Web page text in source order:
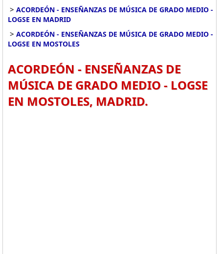
> ACORDEÓN - ENSEÑANZAS DE MÚSICA DE GRADO MEDIO -
LOGSE EN MADRID
> ACORDEÓN - ENSEÑANZAS DE MÚSICA DE GRADO MEDIO -
LOGSE EN MOSTOLES
ACORDEÓN - ENSEÑANZAS DE
MÚSICA DE GRADO MEDIO - LOGSE
EN MOSTOLES, MADRID.